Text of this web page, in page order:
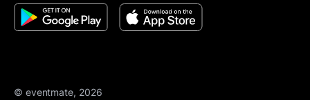
© eventmate, 2026